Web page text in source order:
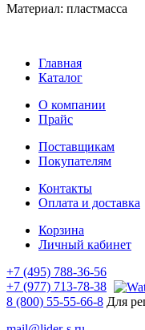
Материал: пластмасса
Главная
Каталог
О компании
Прайс
Поставщикам
Покупателям
Контакты
Оплата и доставка
Корзина
Личный кабинет
+7 (495) 788-36-56
+7 (977) 713-78-38
8 (800) 55-55-66-8 Для